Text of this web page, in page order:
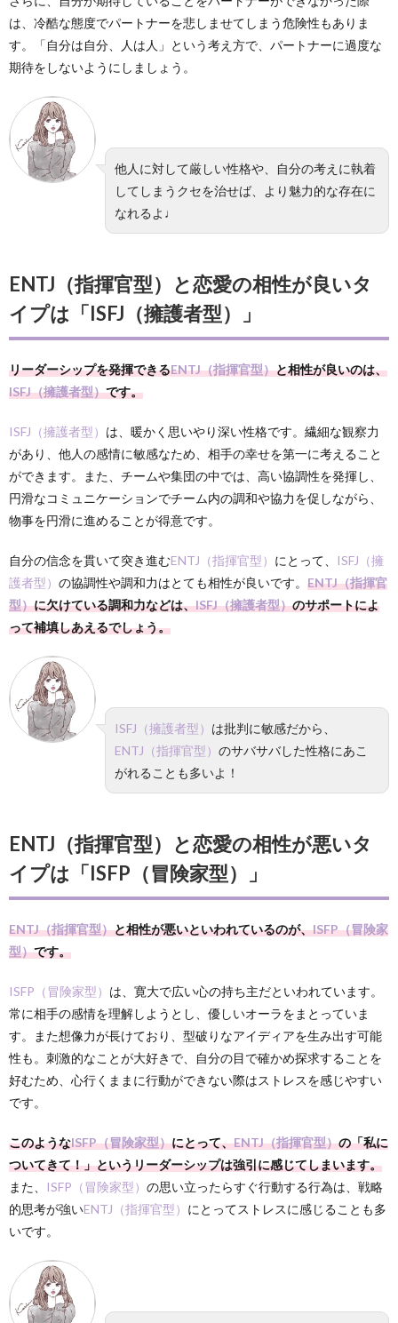
は、冷酷な態度でパートナーを悲しませてしまう危険性もありま
す。「自分は自分、人は人」という考え方で、パートナーに過度な
期待をしないようにしましょう。
他人に対して厳しい性格や、自分の考えに執着
してしまうクセを治せば、より魅力的な存在に
なれるよ♩
ENTJ（指揮官型）と恋愛の相性が良いタ
イプは「ISFJ（擁護者型）」
リーダーシップを発揮できるENTJ（指揮官型）と相性が良いのは、
ISFJ（擁護者型）です。
ISFJ（擁護者型） は、暖かく思いやり深い性格です。繊細な観察力
があり、他人の感情に敏感なため、相手の幸せを第一に考えること
ができます。また、チームや集団の中では、高い協調性を発揮し、
円滑なコミュニケーションでチーム内の調和や協力を促しながら、
物事を円滑に進めることが得意です。
自分の信念を貫いて突き進むENTJ（指揮官型） にとって、
ISFJ（擁
護者型） の協調性や調和力はとても相性が良いです。 ENTJ（指揮官
型）に欠けている調和力などは、ISFJ（擁護者型）のサポートによ
って補填しあえるでしょう。
ISFJ（擁護者型） は批判に敏感だから、
ENTJ（指揮官型） のサバサバした性格にあこ
がれることも多いよ！
ENTJ（指揮官型）と恋愛の相性が悪いタ
イプは「ISFP（冒険家型）」
ENTJ（指揮官型）と相性が悪いといわれているのが、ISFP（冒険家
型）です。
ISFP（冒険家型） は、寛大で広い心の持ち主だといわれています。
常に相手の感情を理解しようとし、優しいオーラをまとっていま
す。また想像力が長けており、型破りなアイディアを生み出す可能
性も。刺激的なことが大好きで、自分の目で確かめ探求することを
好むため、心行くままに行動ができない際はストレスを感じやすい
です。
このようなISFP（冒険家型）にとって、ENTJ（指揮官型）の「私に
ついてきて！」というリーダーシップは強引に感じてしまいます。
また、
ISFP（冒険家型） の思い立ったらすぐ行動する行為は、戦略
的思考が強いENTJ（指揮官型） にとってストレスに感じることも多
いです。